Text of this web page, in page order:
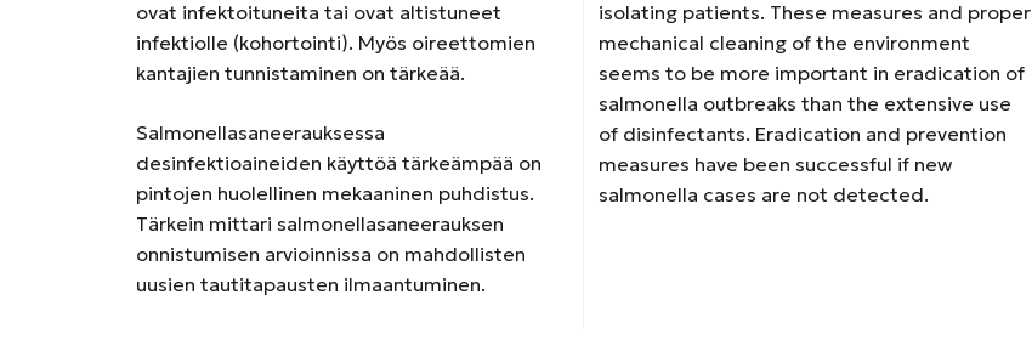
ovat infektoituneita tai ovat altistuneet
infektiolle (kohortointi). Myös oireettomien
kantajien tunnistaminen on tärkeää.
Salmonellasaneerauksessa
desinfektioaineiden käyttöä tärkeämpää on
pintojen huolellinen mekaaninen puhdistus.
Tärkein mittari salmonellasaneerauksen
onnistumisen arvioinnissa on mahdollisten
uusien tautitapausten ilmaantuminen.
isolating patients. These measures and proper
mechanical cleaning of the environment
seems to be more important in eradication of
salmonella outbreaks than the extensive use
of disinfectants. Eradication and prevention
measures have been successful if new
salmonella cases are not detected.